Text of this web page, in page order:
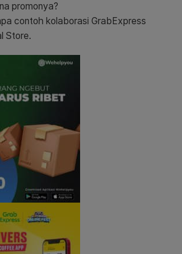
promonya?
contoh kolaborasi GrabExpress
Store.